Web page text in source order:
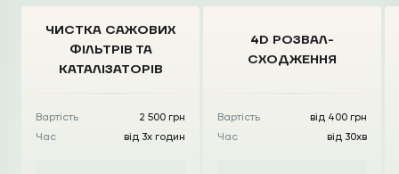
ЧИСТКА CАЖОВИХ
ФІЛЬТРІВ ТА
КАТАЛІЗАТОРІВ
Вартість
2 500 грн
Час
від 3х годин
4D РОЗВАЛ-
СХОДЖЕННЯ
Вартість
від 400 грн
Час
від 30хв